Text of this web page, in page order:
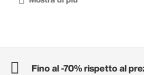
Fino al -70% rispetto al